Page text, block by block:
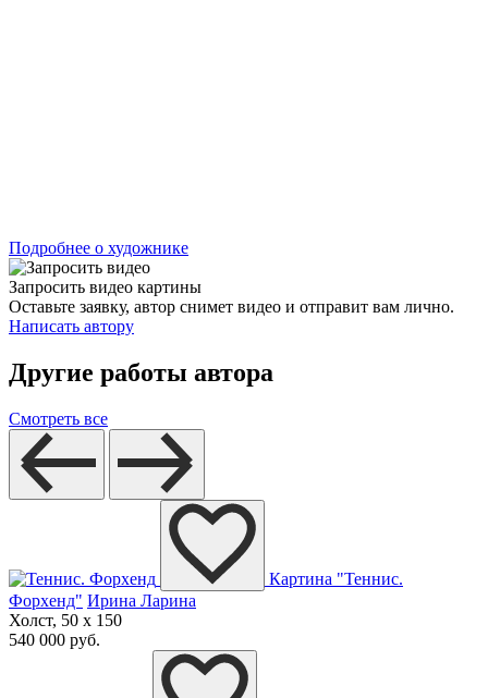
Подробнее о художнике
Запросить видео картины
Оставьте заявку, автор снимет видео и отправит вам лично.
Написать автору
Другие работы автора
Смотреть все
Картина "Теннис.
Форхенд" Ирина Ларина
Холст, 50 x 150
540 000 руб.